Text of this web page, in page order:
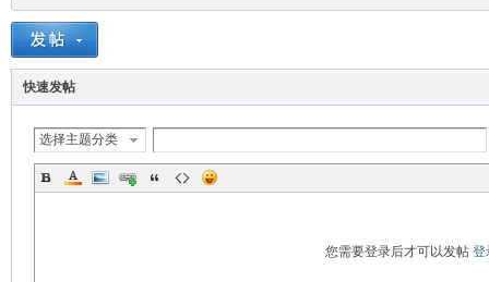
快速发帖
选择主题分类
您需要登录后才可以发帖 登